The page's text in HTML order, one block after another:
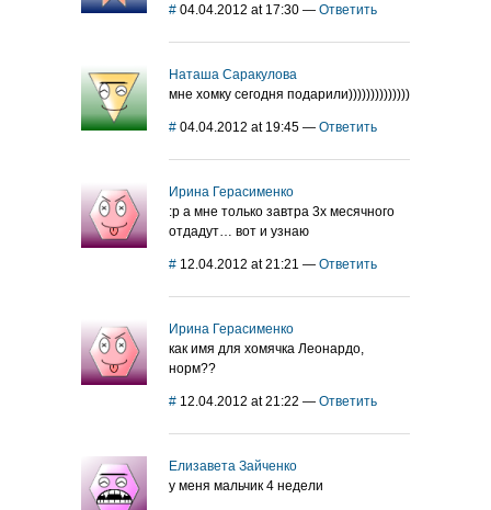
# 04.04.2012 at 17:30 — Ответить
Наташа Саракулова
мне хомку сегодня подарили))))))))))))))
# 04.04.2012 at 19:45 — Ответить
Ирина Герасименко
:р а мне только завтра 3х месячного
отдадут… вот и узнаю
# 12.04.2012 at 21:21 — Ответить
Ирина Герасименко
как имя для хомячка Леонардо,
норм??
# 12.04.2012 at 21:22 — Ответить
Елизавета Зайченко
у меня мальчик 4 недели